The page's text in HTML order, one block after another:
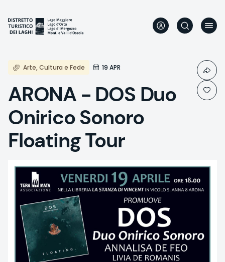
contenu
principal
Arte, Cultura e Fede 19 APR
ARONA - DOS Duo
Onirico Sonoro
Floating Tour